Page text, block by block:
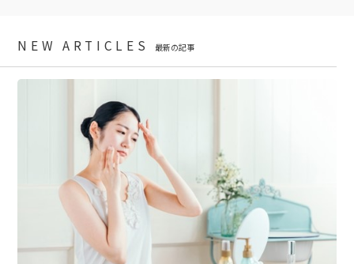
NEW ARTICLES 最新の記事